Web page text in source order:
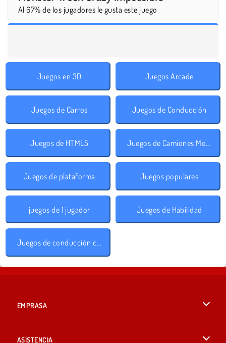
Al 67% de los jugadores le gusta este juego
Juegos en 3D Juegos Arcade
Juegos de Carros Juegos de Conducción
Juegos de HTML5 Juegos de Camiones Monstruos
Juegos de plataforma Juegos populares
juegos de 1 jugador Juegos de Habilidad
Juegos de conducción con obstáculos
EMPRASA
ASISTENCIA